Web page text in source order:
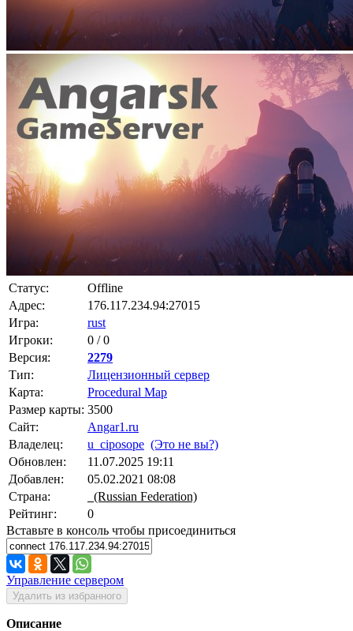
Статус:
Offline
Адрес:
176.117.234.94:27015
Игра:
rust
Игроки:
0 / 0
Версия:
2279
Тип:
Лицензионный сервер
Карта:
Procedural Map
Размер карты: 3500
Сайт:
Angar1.ru
Владелец:
u_ciposope (Это не вы?)
Обновлен:
11.07.2025 19:11
Добавлен:
05.02.2021 08:08
Страна:
(Russian Federation)
Рейтинг:
0
Вставьте в консоль чтобы присоединиться
Управление сервером
Удалить из избранного
Описание